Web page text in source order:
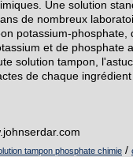
Une solution
de nombreux
potassium-phosphate,
et de phosphate
solution tampon,
de chaque ingrédient
tampon phosphate chimie /